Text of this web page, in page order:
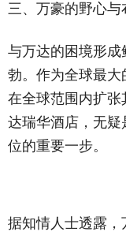
三、万豪的野心与
与万达的困境形
勃。作为全球最
在全球范围内扩
达瑞华酒店，无
位的重要一步。
据知情人士透露